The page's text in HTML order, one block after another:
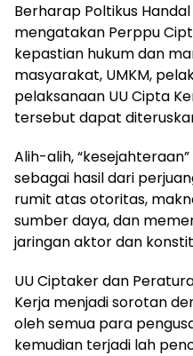
Berharap Poltikus
mengatakan Perppu
kepastian hukum dan
masyarakat, UMKM,
pelaksanaan UU Cipta
tersebut dapat
Alih-alih,
sebagai hasil dari
rumit atas otoritas,
sumber daya, dan
jaringan aktor dan
UU Ciptaker dan
Kerja menjadi sorotan
oleh semua para
kemudian terjadi lah